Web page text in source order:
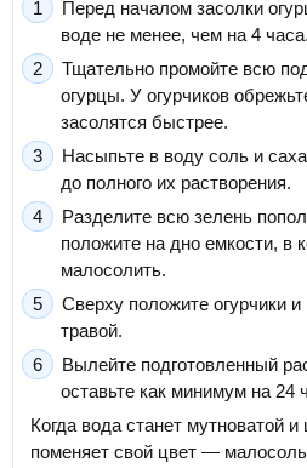
Перед началом засолки
воде не менее, чем на 4 часа.
Тщательно промойте всю
огурцы. У огурчиков
засолятся быстрее.
Насыпьте в воду соль и
до полного их растворения.
Разделите всю зелень
положите на дно емкости, в
малосолить.
Сверху положите огурчики
травой.
Вылейте подготовленный
оставьте как минимум на 24
Когда вода станет мутноватой
поменяет свой цвет —